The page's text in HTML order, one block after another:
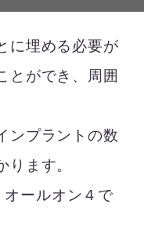
に埋める必要が
とができ、周囲
ンプラントの数
ます。
ールオン４で